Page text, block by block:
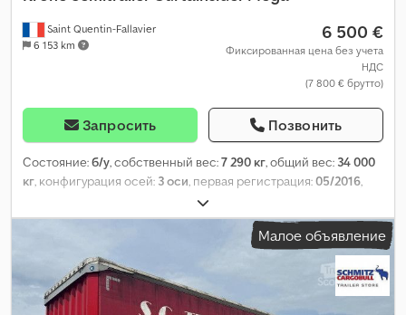
Saint Quentin-Fallavier
6 153 km
6 500 €
Фиксированная цена без учета
НДС
(7 800 € брутто)
Запросить Позвонить
Состояние:б/у, собственный вес:7 290 кг, общий вес: 34 000
кг, конфигурация осей: 3 оси, первая регистрация:05/2016,
, размер шины:
выпуска:2016, Оборудование:ABS,
Малое объявление